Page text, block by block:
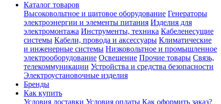
Каталог товаров
Высоковольтное и щитовое оборудование Генераторы
электроэнергии и элементы питания Изделия для
электромонтажа Инструменты, техника Кабеленесущие
системы Кабели, провода и аксессуары Климатические
и инженерные системы Низковольтное и промышленное
электрооборудование Освещение Прочие товары Связь,
телекоммуникации Устройства и средства безопасности
Электроустановочные изделия
Бренды
Как купить
Условия доставки Условия оплаты Как оформить заказ?